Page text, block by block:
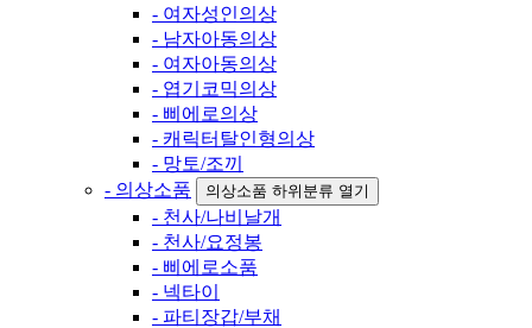
- 여자성인의상
- 남자아동의상
- 여자아동의상
- 엽기코믹의상
- 삐에로의상
- 캐릭터탈인형의상
- 망토/조끼
- 의상소품
의상소품 하위분류 열기
- 천사/나비날개
- 천사/요정봉
- 삐에로소품
- 넥타이
- 파티장갑/부채